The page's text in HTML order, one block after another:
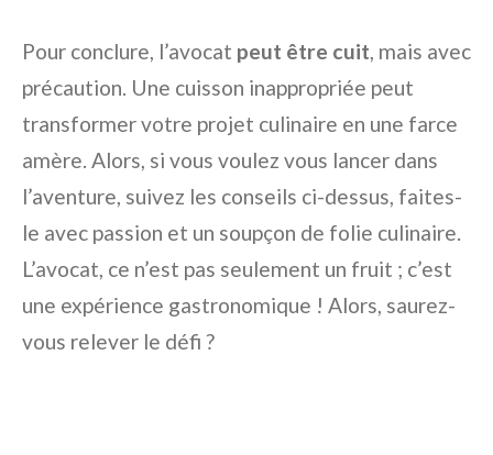
Pour conclure, l’avocat peut être cuit, mais avec
précaution. Une cuisson inappropriée peut
transformer votre projet culinaire en une farce
amère. Alors, si vous voulez vous lancer dans
l’aventure, suivez les conseils ci-dessus, faites-
le avec passion et un soupçon de folie culinaire.
L’avocat, ce n’est pas seulement un fruit ; c’est
une expérience gastronomique ! Alors, saurez-
vous relever le défi ?